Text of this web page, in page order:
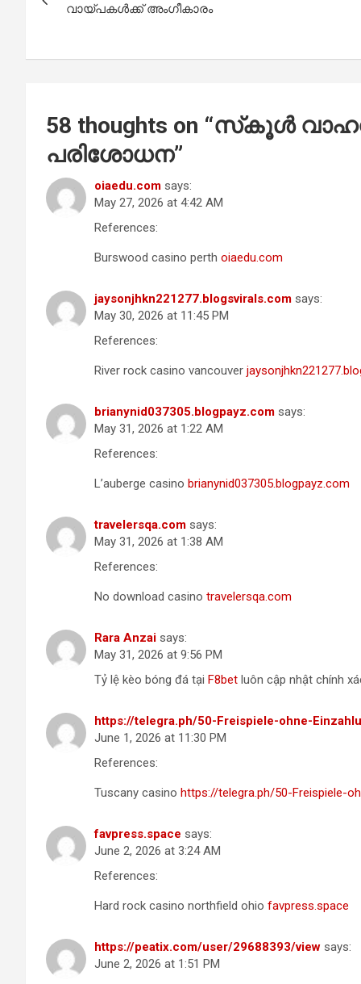
o
p
navigation
വായ്പകൾക്ക് അംഗീകാരം
58 thoughts on “സ്‌കൂൾ
പരിശോധന”
oiaedu.com says:
May 27, 2026 at 4:42 AM
References:
Burswood casino perth oiaedu.com
jaysonjhkn221277.blogsvirals.com says:
May 30, 2026 at 11:45 PM
References:
River rock casino vancouver
brianynid037305.blogpayz.com says:
May 31, 2026 at 1:22 AM
References:
L’auberge casino brianynid037305.blogpayz.com
travelersqa.com says:
May 31, 2026 at 1:38 AM
References:
No download casino travelersqa.com
Rara Anzai says:
May 31, 2026 at 9:56 PM
Tỷ lệ kèo bóng đá tại F8bet luôn cập nhật chính
https://telegra.ph/50-Freispiele-ohne-
June 1, 2026 at 11:30 PM
References:
Tuscany casino https://telegra.ph/50-Freispiele-
favpress.space says:
June 2, 2026 at 3:24 AM
References:
Hard rock casino northfield ohio favpress.space
https://peatix.com/user/29688393/view says:
June 2, 2026 at 1:51 PM